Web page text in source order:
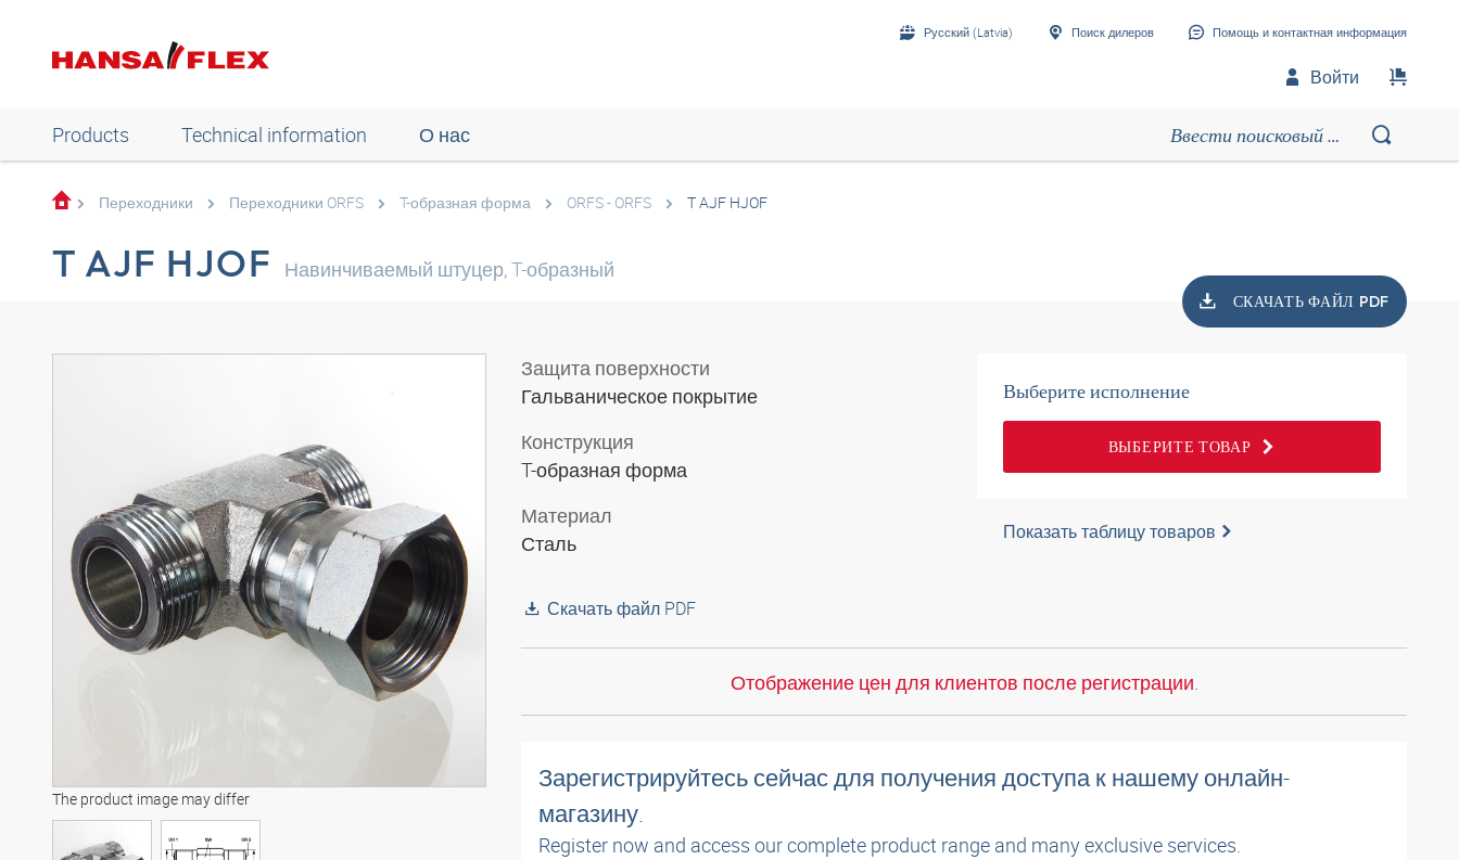
Русский (Latvia) Поиск дилеров Помощь и контактная информация
Войти
Products Technical information О нас
Переходники Переходники ORFS T-образная форма ORFS - ORFS T AJF HJOF
T AJF HJOF Навинчиваемый штуцер, T-образный
СКАЧАТЬ ФАЙЛ PDF
The product image may differ
Защита поверхности
Гальваническое покрытие
Конструкция
T-образная форма
Материал
Сталь
Скачать файл PDF
Выберите исполнение
ВЫБЕРИТЕ ТОВАР
Показать таблицу товаров
Отображение цен для клиентов после регистрации.
Зарегистрируйтесь сейчас для получения доступа к нашему онлайн-
магазину.
Register now and access our complete product range and many exclusive services.